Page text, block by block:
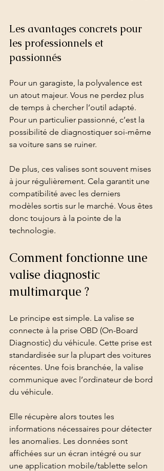
Les avantages concrets pour
les professionnels et
passionnés
Pour un garagiste, la polyvalence est
un atout majeur. Vous ne perdez plus
de temps à chercher l’outil adapté.
Pour un particulier passionné, c’est la
possibilité de diagnostiquer soi-même
sa voiture sans se ruiner.
De plus, ces valises sont souvent mises
à jour régulièrement. Cela garantit une
compatibilité avec les derniers
modèles sortis sur le marché. Vous êtes
donc toujours à la pointe de la
technologie.
Comment fonctionne une
valise diagnostic
multimarque ?
Le principe est simple. La valise se
connecte à la prise OBD (On-Board
Diagnostic) du véhicule. Cette prise est
standardisée sur la plupart des voitures
récentes. Une fois branchée, la valise
communique avec l’ordinateur de bord
du véhicule.
Elle récupère alors toutes les
informations nécessaires pour détecter
les anomalies. Les données sont
affichées sur un écran intégré ou sur
une application mobile/tablette selon